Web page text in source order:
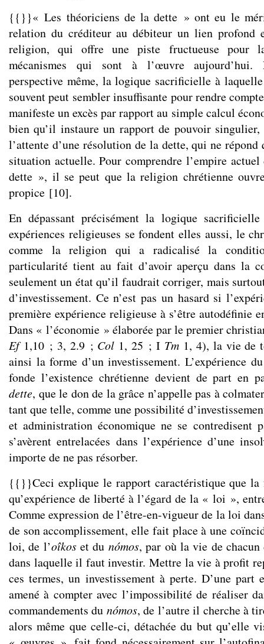
{{}}« Les théoriciens de la dette » ont eu le
relation du créditeur au débiteur un lien profond
religion, qui offre une piste fructueuse pour
mécanismes qui sont à l’œuvre aujourd’hui.
perspective même, la logique sacrificielle à
souvent peut sembler insuffisante pour rendre
manifeste un excès par rapport au simple calcul
bien qu’il instaure un rapport de pouvoir
l’attente d’une résolution de la dette, qui ne répond
situation actuelle. Pour comprendre l’empire
dette », il se peut que la religion chrétienne
propice [10].
En dépassant précisément la logique
expériences religieuses se fondent elles aussi, le
comme la religion qui a radicalisé la
particularité tient au fait d’avoir aperçu dans la
seulement un état qu’il faudrait corriger, mais
d’investissement. Ce n’est pas un hasard si
première expérience religieuse à s’être autodéfinie
Dans « l’économie » élaborée par le premier
Ef 1,10 ; 3, 2.9 ; Col 1, 25 ; I Tm1, 4), la vie de
ainsi la forme d’un investissement. L’expérience
fonde l’existence chrétienne devient de part en
dette, que le don de la grâce n’appelle pas à
tant que telle, comme une possibilité
et administration économique ne se contredisent
s’avèrent entrelacées dans l’expérience d’une
importe de ne pas résorber.
{{}}Ceci explique le rapport caractéristique que la
qu’expérience de liberté à l’égard de la « loi »,
Comme expression de l’être-en-vigueur de la loi
de son accomplissement, elle fait place à une
loi, de l’oîkoset du nómos, par où la vie de
dans laquelle il faut investir. Mettre la vie à profit
ces termes, un investissement à perte. D’une part
amené à compter avec l’impossibilité de réaliser
commandements du nómos, de l’autre il cherche à
alors même que celle-ci, détachée du but qu’elle